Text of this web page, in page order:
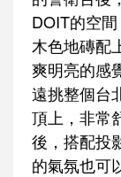
DOIT的空
木色地磚配
爽明亮的感
遠挑整個台
頂上，非常
後，搭配投
的氣氛也可